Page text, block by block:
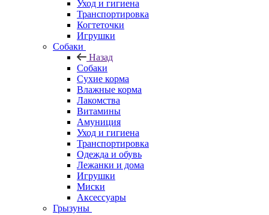
Уход и гигиена
Транспортировка
Когтеточки
Игрушки
Собаки
Назад
Собаки
Сухие корма
Влажные корма
Лакомства
Витамины
Амуниция
Уход и гигиена
Транспортировка
Одежда и обувь
Лежанки и дома
Игрушки
Миски
Аксессуары
Грызуны